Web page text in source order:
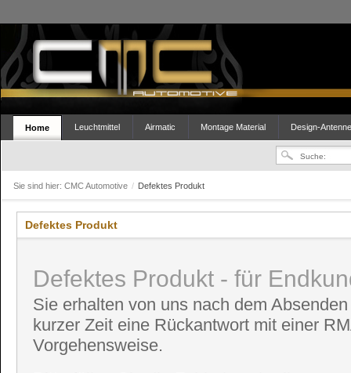
Home Leuchtmittel Airmatic Montage Material Design-
Sie sind hier: CMC Automotive / Defektes Produkt
Defektes Produkt
Defektes Produkt - für
Sie erhalten von uns nach dem
kurzer Zeit eine Rückantwort mit einer
Vorgehensweise.